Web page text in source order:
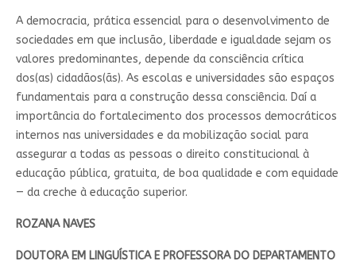
A democracia, prática essencial para o desenvolvimento de
sociedades em que inclusão, liberdade e igualdade sejam os
valores predominantes, depende da consciência crítica
dos(as) cidadãos(ãs). As escolas e universidades são espaços
fundamentais para a construção dessa consciência. Daí a
importância do fortalecimento dos processos democráticos
internos nas universidades e da mobilização social para
assegurar a todas as pessoas o direito constitucional à
educação pública, gratuita, de boa qualidade e com equidade
— da creche à educação superior.
ROZANA NAVES
DOUTORA EM LINGUÍSTICA E PROFESSORA DO DEPARTAMENTO